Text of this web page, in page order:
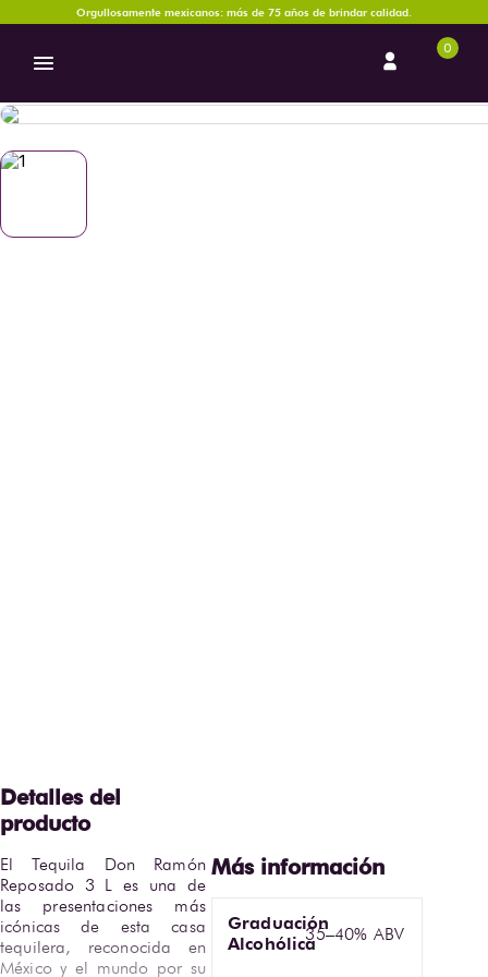
Orgullosamente mexicanos: más de 75 años de brindar calidad.
0
El Tequila Don Ramón
Reposado 3 L es una de
las presentaciones más
icónicas de esta casa
tequilera, reconocida en
México y el mundo por su
Graduación
Alcohólica35–40% ABV